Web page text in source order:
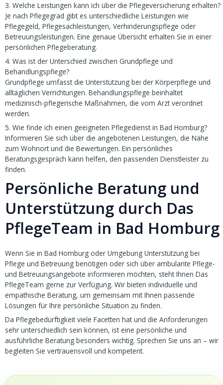
3. Welche Leistungen kann ich über die Pflegeversicherung erhalten?
Je nach Pflegegrad gibt es unterschiedliche Leistungen wie
Pflegegeld, Pflegesachleistungen, Verhinderungspflege oder
Betreuungsleistungen. Eine genaue Übersicht erhalten Sie in einer
persönlichen Pflegeberatung.
4. Was ist der Unterschied zwischen Grundpflege und
Behandlungspflege?
Grundpflege umfasst die Unterstützung bei der Körperpflege und
alltäglichen Verrichtungen. Behandlungspflege beinhaltet
medizinisch-pflegerische Maßnahmen, die vom Arzt verordnet
werden.
5. Wie finde ich einen geeigneten Pflegedienst in Bad Homburg?
Informieren Sie sich über die angebotenen Leistungen, die Nähe
zum Wohnort und die Bewertungen. Ein persönliches
Beratungsgespräch kann helfen, den passenden Dienstleister zu
finden.
Persönliche Beratung und
Unterstützung durch Das
PflegeTeam in Bad Homburg
Wenn Sie in Bad Homburg oder Umgebung Unterstützung bei
Pflege und Betreuung benötigen oder sich über ambulante Pflege-
und Betreuungsangebote informieren möchten, steht Ihnen Das
PflegeTeam gerne zur Verfügung. Wir bieten individuelle und
empathische Beratung, um gemeinsam mit Ihnen passende
Lösungen für Ihre persönliche Situation zu finden.
Da Pflegebedürftigkeit viele Facetten hat und die Anforderungen
sehr unterschiedlich sein können, ist eine persönliche und
ausführliche Beratung besonders wichtig. Sprechen Sie uns an – wir
begleiten Sie vertrauensvoll und kompetent.